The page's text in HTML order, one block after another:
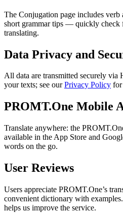
The Conjugation page includes verb
short grammar tips — quickly check
translating.
Data Privacy and
All data are transmitted securely via
your texts; see ourPrivacy Policy for
PROMT.One Mobile
Translate anywhere: the
available in the App Store and
words on the go.
User Reviews
Users appreciate PROMT.One’s
convenient dictionary with examples.
helps us improve the service.